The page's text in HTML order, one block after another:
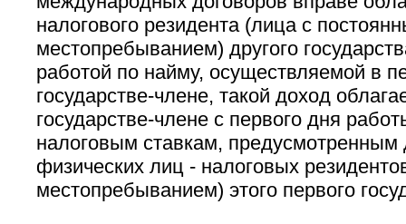
налогового резидента (лица с
местопребыванием) другого
работой по найму, осуществляемой в
государстве-члене, такой доход
государстве-члене с первого дня
налоговым ставкам, предусмотренным
физических лиц - налоговых
местопребыванием) этого первого